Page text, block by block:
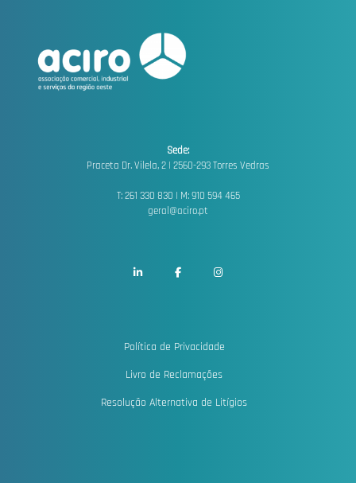
Sede:
Praceta Dr. Vilela, 2 | 2560-293 Torres Vedras
T: 261 330 830 | M: 910 594 465
geral@aciro.pt
Política de Privacidade
Livro de Reclamações
Resolução Alternativa de Litígios